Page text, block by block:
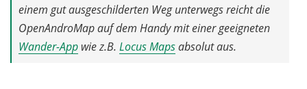
einem gut ausgeschilderten Weg unterwegs reicht die
OpenAndroMap auf dem Handy mit einer geeigneten
Wander-App wie z.B. Locus Mapsabsolut aus.